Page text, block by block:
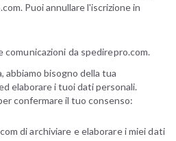
Puoi annullare l'iscrizione in
da spedirepro.com.
abbiamo bisogno della tua
elaborare i tuoi dati personali.
confermare il tuo consenso:
di archiviare e elaborare i miei dati